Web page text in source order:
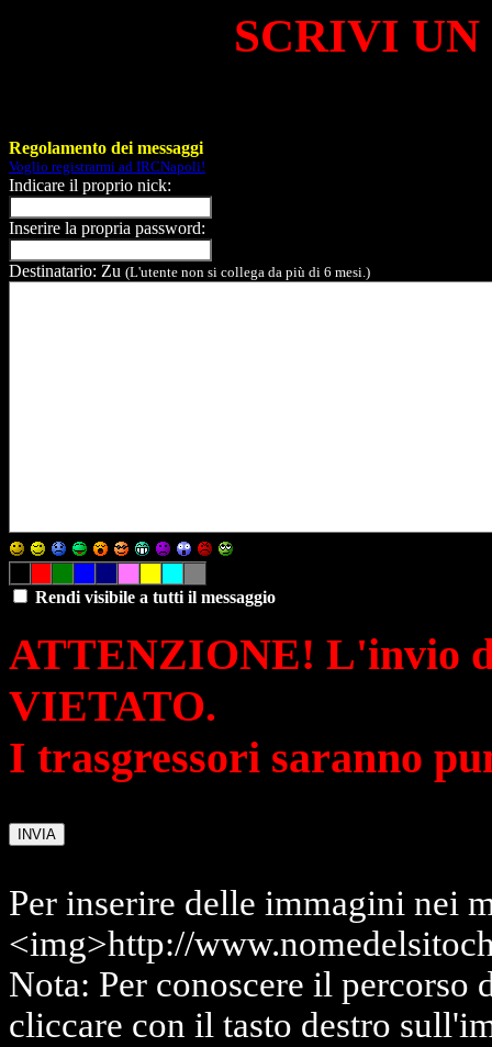
SCRIVI
Regolamento dei messaggi
Voglio registrarmi ad IRCNapoli!
Indicare il proprio nick:
Inserire la propria password:
Destinatario: Zu (L'utente non si collega da più di 6 mesi.)
Rendi visibile a tutti il messaggio
ATTENZIONE! L'invio
VIETATO.
I trasgressori saranno
Per inserire delle immagini nei
<img>http://
Nota: Per conoscere il percorso
cliccare con il tasto destro